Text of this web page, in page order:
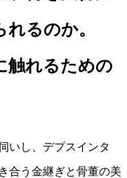
るのか。
触れるための
いし、デプスインタ
合う金継ぎと骨董の美